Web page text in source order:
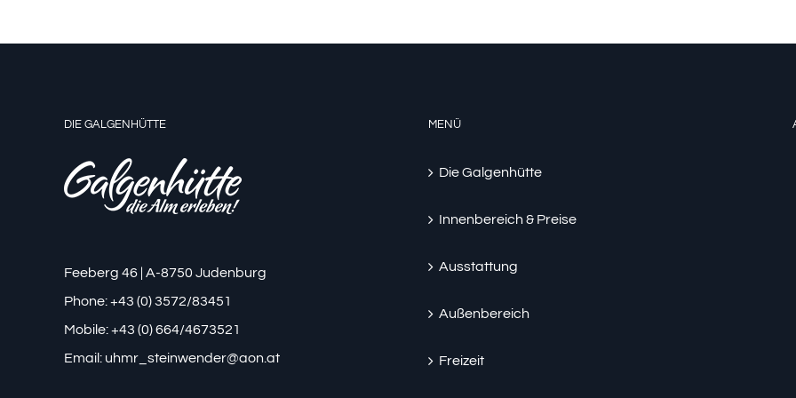
DIE GALGENHÜTTE
Feeberg 46 | A-8750 Judenburg
Phone: +43 (0) 3572/83451
Mobile: +43 (0) 664/4673521
Email: uhmr_steinwender@aon.at
MENÜ
Die Galgenhütte
Innenbereich & Preise
Ausstattung
Außenbereich
Freizeit